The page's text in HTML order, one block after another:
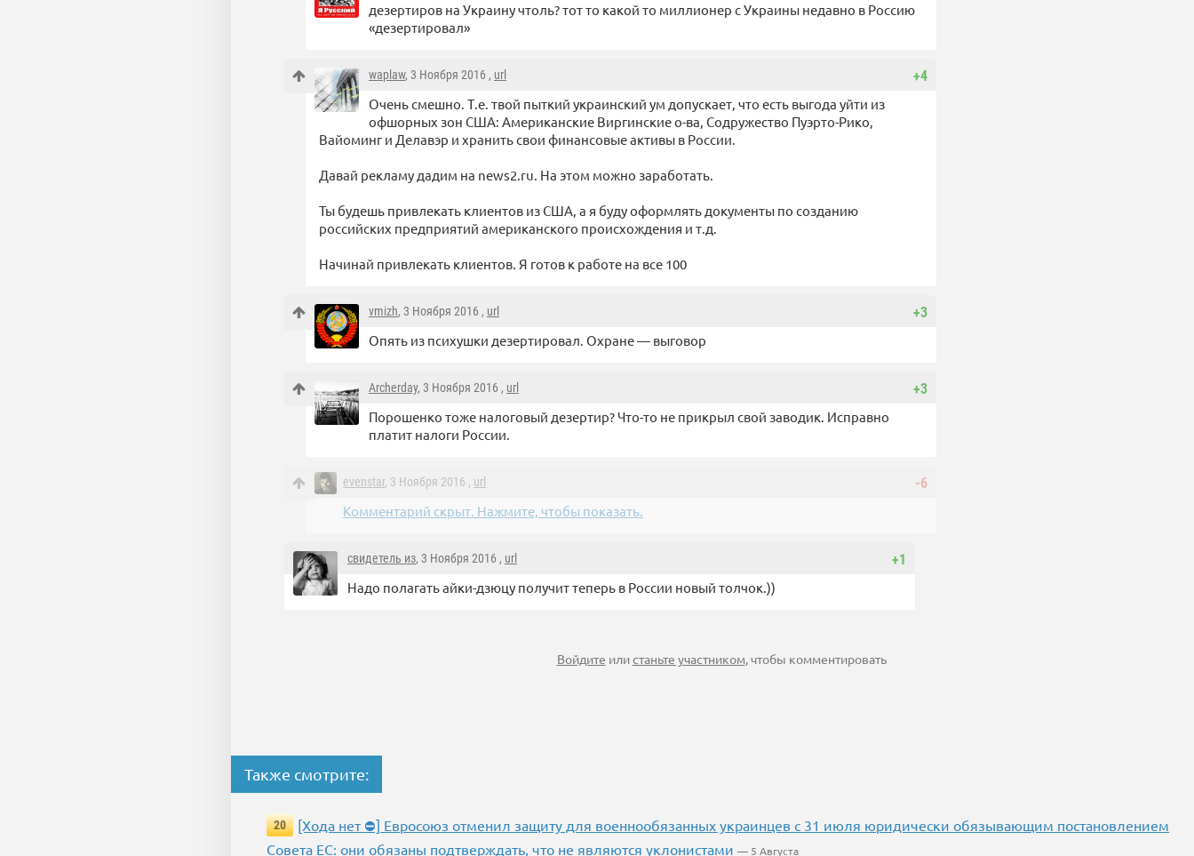
дезертиров на Украину чтоль? тот то какой то миллионер с Украины недавно в Россию
«дезертировал»
+4
waplaw, 3 Ноября 2016 , url
Очень смешно. Т.е. твой пыткий украинский ум допускает, что есть выгода уйти из
офшорных зон США: Американские Виргинские о-ва, Содружество Пуэрто-Рико,
Вайоминг и Делавэр и хранить свои финансовые активы в России.
Давай рекламу дадим на news2.ru. На этом можно заработать.
Ты будешь привлекать клиентов из США, а я буду оформлять документы по созданию
российских предприятий американского происхождения и т.д.
Начинай привлекать клиентов. Я готов к работе на все 100
+3
vmizh, 3 Ноября 2016 , url
Опять из психушки дезертировал. Охране — выговор
+3
Archerday, 3 Ноября 2016 , url
Порошенко тоже налоговый дезертир? Что-то не прикрыл свой заводик. Исправно
платит налоги России.
-6
evenstar, 3 Ноября 2016 , url
Комментарий скрыт. Нажмите, чтобы показать.
+1
свидетель из, 3 Ноября 2016 , url
Надо полагать айки-дзюцу получит теперь в России новый толчок.))
Войдите илистаньте участником, чтобы комментировать
Также смотрите:
20
[Хода нет ⛔] Евросоюз отменил защиту для военнообязанных украинцев с 31 июля юридически обязывающим постановлением
Совета ЕС: они обязаны подтверждать, что не являются уклонистами — 5 Августа